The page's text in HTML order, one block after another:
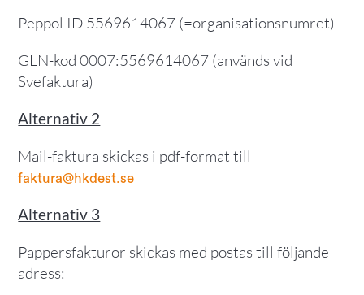
Peppol ID 5569614067 (=organisationsnumret)
GLN-kod 0007:5569614067 (används vid
Svefaktura)
Alternativ 2
Mail-faktura skickas i pdf-format till
faktura@hkdest.se
Alternativ 3
Pappersfakturor skickas med postas till följande
adress: